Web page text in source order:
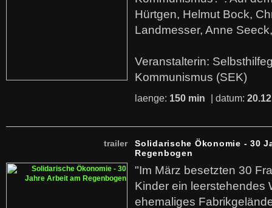
Hürtgen, Helmut Bock,
Landmesser, Anne
Veranstalterin:
Kommunismus (SEK)
laenge: 150 min | datum:
trailer
Solidarische Ökonomie - 30
Regenbogen
"Im März besetzten 30
Kinder ein leerstehendes
ehemaliges